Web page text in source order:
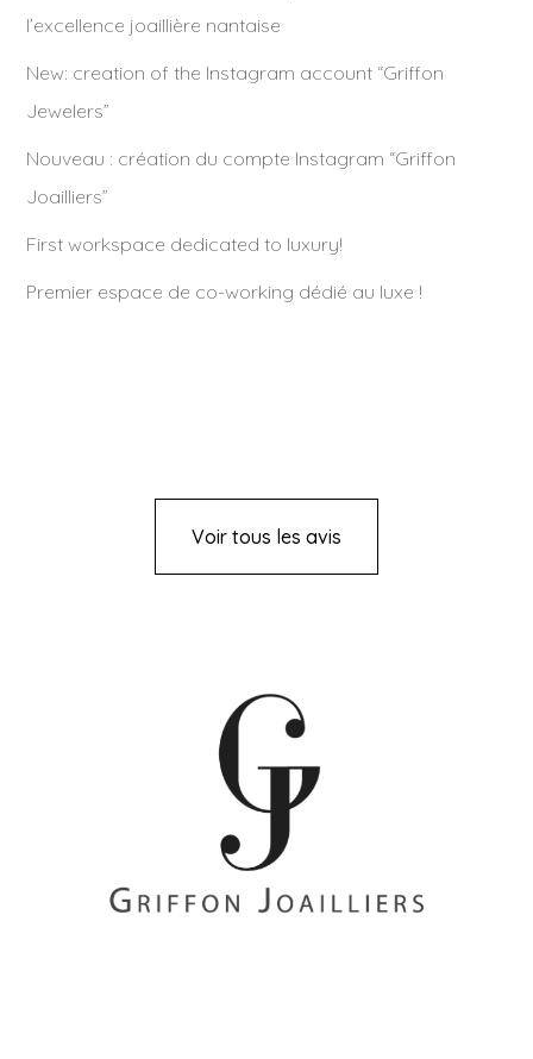
l’excellence joaillière nantaise
New: creation of the Instagram account “Griffon
Jewelers”
Nouveau : création du compte Instagram “Griffon
Joailliers”
First workspace dedicated to luxury!
Premier espace de co-working dédié au luxe !
Voir tous les avis